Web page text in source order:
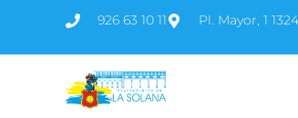
926 63 10 11 Pl. Mayor, 1